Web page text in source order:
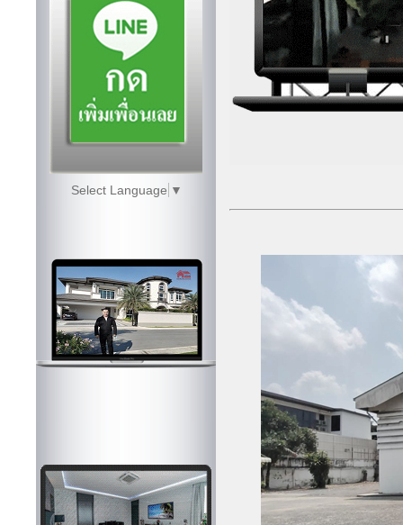
Select Language ▼